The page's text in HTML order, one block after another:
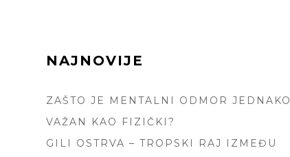
FOOTER
NAJNOVIJE
ZAŠTO JE MENTALNI ODMOR JEDNAKO
VAŽAN KAO FIZIČKI?
GILI OSTRVA – TROPSKI RAJ IZMEĐU